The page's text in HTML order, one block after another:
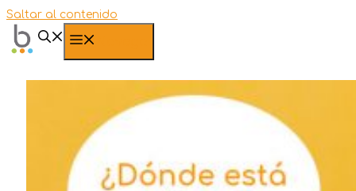
Saltar al contenido